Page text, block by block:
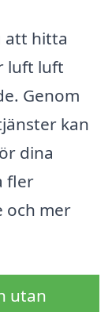
att hitta
luft luft
Genom
kan
dina
fler
och mer
utan